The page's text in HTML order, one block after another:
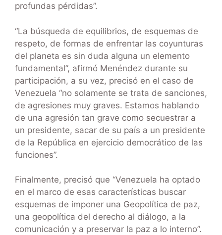
profundas pérdidas”.
“La búsqueda de equilibrios, de esquemas de
respeto, de formas de enfrentar las coyunturas
del planeta es sin duda alguna un elemento
fundamental”, afirmó Menéndez durante su
participación, a su vez, precisó en el caso de
Venezuela “no solamente se trata de sanciones,
de agresiones muy graves. Estamos hablando
de una agresión tan grave como secuestrar a
un presidente, sacar de su país a un presidente
de la República en ejercicio democrático de las
funciones”.
Finalmente, precisó que “Venezuela ha optado
en el marco de esas características buscar
esquemas de imponer una Geopolítica de paz,
una geopolítica del derecho al diálogo, a la
comunicación y a preservar la paz a lo interno”.